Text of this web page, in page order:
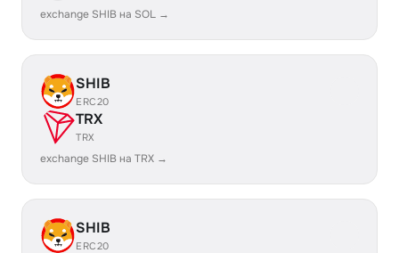
exchange SHIB на SOL →
SHIB
ERC20
TRX
TRX
exchange SHIB на TRX →
SHIB
ERC20